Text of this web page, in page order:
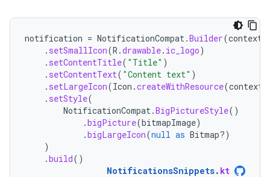
notification = NotificationCompat.Builder(context
. setSmallIcon(R .drawable. ic_logo)
. setContentTitle( "Title" )
. setContentText( "Content text" )
. setLargeIcon(Icon .createWithResource(context
. setStyle(
NotificationCompat.BigPictureStyle()
.bigPicture(bitmapImage)
.bigLargeIcon(null as Bitmap?)
)
.build()
NotificationsSnippets. kt